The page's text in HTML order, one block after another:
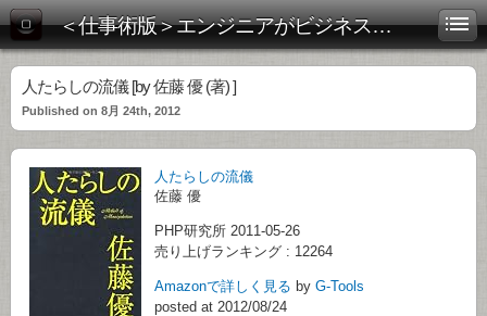
＜仕事術版＞エンジニアがビジネス書を斬る！
人たらしの流儀 [by 佐藤 優 (著) ]
Published on 8月 24th, 2012
人たらしの流儀
佐藤 優
PHP研究所 2011-05-26
売り上げランキング : 12264
Amazonで詳しく見る by G-Tools
posted at 2012/08/24